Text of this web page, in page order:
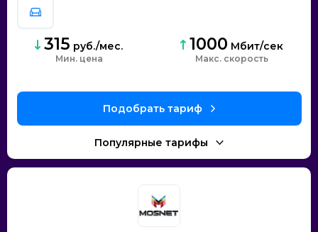
315 руб./мес.
Мин. цена
1000 Мбит/сек
скорость